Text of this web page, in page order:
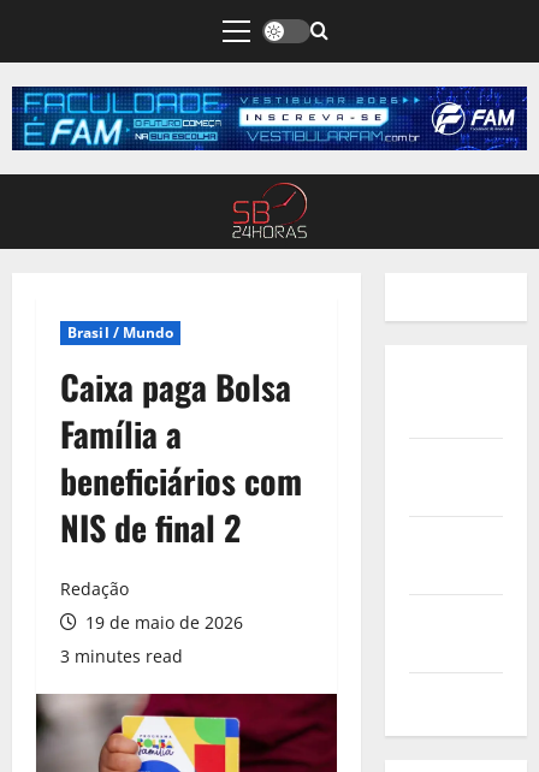
Brasil / Mundo
Caixa paga Bolsa
Família a
beneficiários com
NIS de final 2
Redação
19 de maio de 2026
3 minutes read